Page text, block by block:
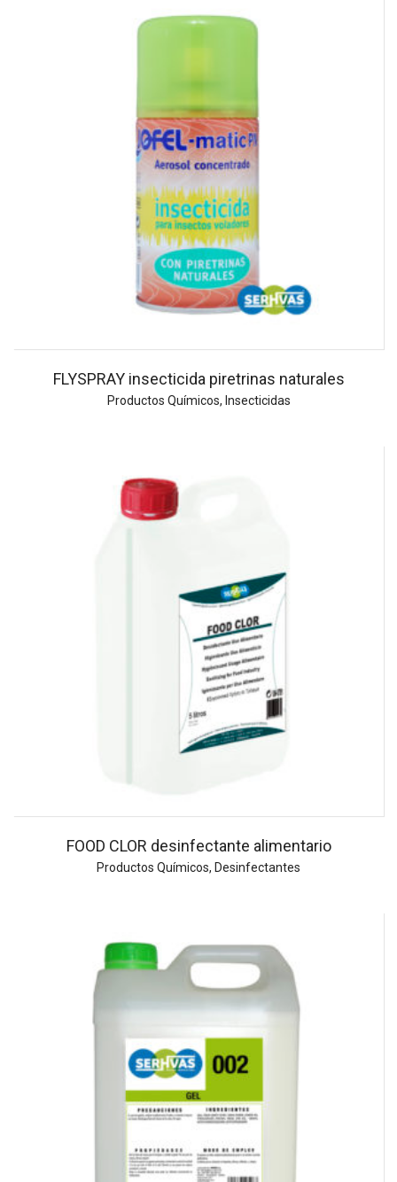
FLYSPRAY insecticida piretrinas naturales
Productos Químicos, Insecticidas
FOOD CLOR desinfectante alimentario
Productos Químicos, Desinfectantes